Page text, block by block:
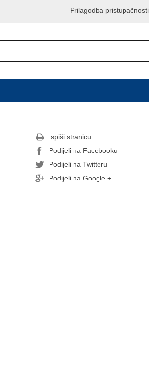
Prilagodba pristupačnosti
Ispiši stranicu
Podijeli na Facebooku
Podijeli na Twitteru
Podijeli na Google +